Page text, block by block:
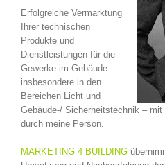
Erfolgreiche Vermarktung
Ihrer technischen
Produkte und
Dienstleistungen für die
Gewerke im Gebäude
insbesondere in den
Bereichen Licht und
Gebäude-/ Sicherheitstechnik – mit
durch meine Person.
MARKETING 4 BUILDING